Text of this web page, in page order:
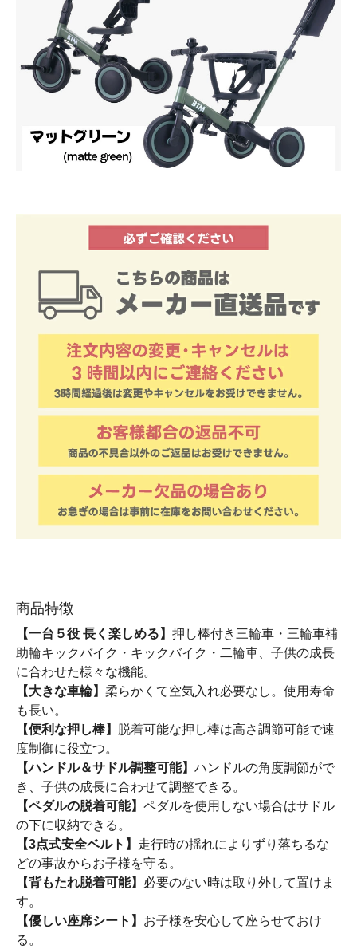
商品特徴
【一台５役 長く楽しめる】 押し棒付き三輪車・三輪車補
助輪キックバイク・キックバイク・二輪車、子供の成長
に合わせた様々な機能。
【大きな車輪】 柔らかくて空気入れ必要なし。使用寿命
も長い。
【便利な押し棒】
脱着可能な押し棒は高さ調節可能で速
度制御に役立つ。
【ハンドル＆サドル調整可能】 ハンドルの角度調節がで
き、子供の成長に合わせて調整できる。
【ペダルの脱着可能】 ペダルを使用しない場合はサドル
の下に収納できる。
【3点式安全ベルト】 走行時の揺れによりずり落ちるな
どの事故からお子様を守る。
【背もたれ脱着可能】 必要のない時は取り外して置けま
す。
【優しい座席シート】 お子様を安心して座らせておけ
る。